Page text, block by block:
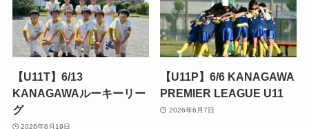
【U11T】6/13
KANAGAWAルーキーリー
グ
2026年6月19日
【U11P】6/6 KANAGAWA
PREMIER LEAGUE U11
2026年6月7日